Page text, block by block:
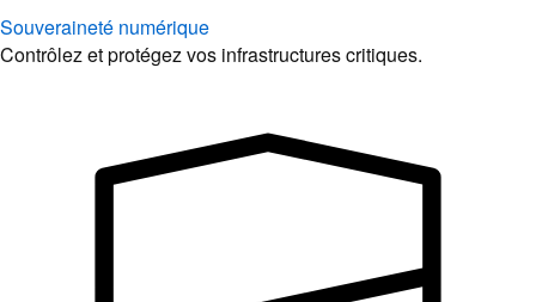
Souveraineté numérique
Contrôlez et protégez vos infrastructures critiques.